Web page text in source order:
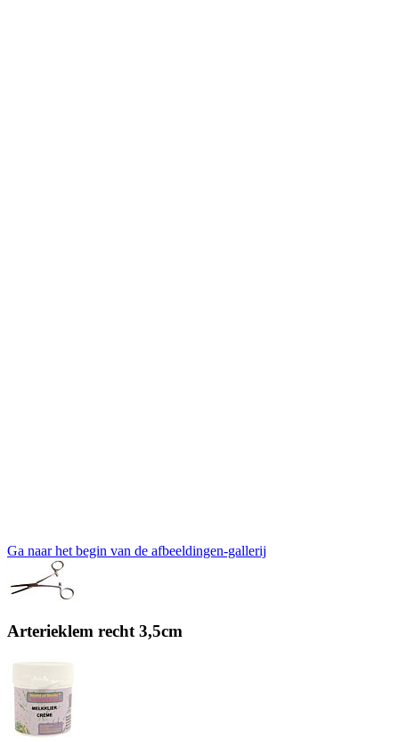
Ga naar het begin van de afbeeldingen-gallerij
Arterieklem recht 3,5cm